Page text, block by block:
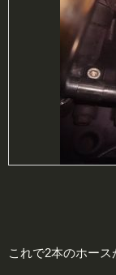
これで2本のホース